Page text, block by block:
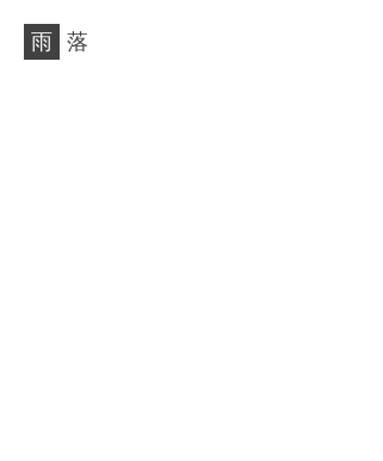
雨 落